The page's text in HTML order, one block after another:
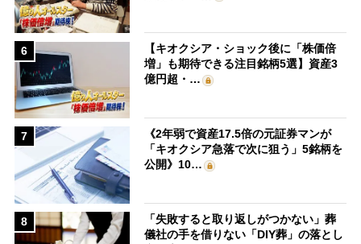
6
【キオクシア・ショック後に「株価倍
増」も期待できる注目銘柄5選】資産3
億円超・…
7
《2年弱で資産17.5倍の元証券マンが
「キオクシア急落で次に狙う」5銘柄を
公開》10…
8
「失敗すると取り返しがつかない」葬
儀社の手を借りない「DIY葬」の落とし